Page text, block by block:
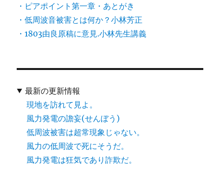
・ピアポイント第一章・あとがき
・低周波音被害とは何か？小林芳正
・1803由良原稿に意見.小林先生講義
最新の更新情報
現地を訪れて見よ。
風力発電の譫妄(せんぼう)
低周波被害は超常現象じゃない。
風力の低周波で死にそうだ。
風力発電は狂気であり詐欺だ。